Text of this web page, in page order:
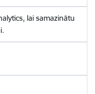
lai samazinātu